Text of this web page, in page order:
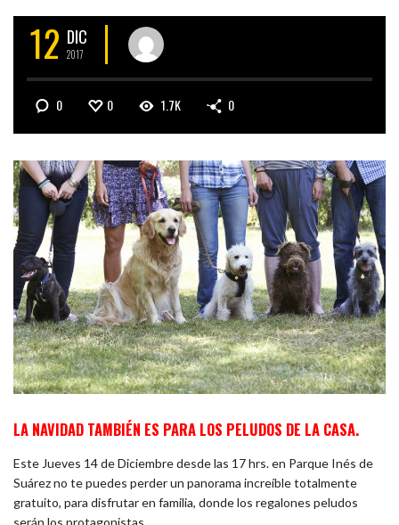
12 DIC
2017
0 0 1.7K 0
LA NAVIDAD TAMBIÉN ES PARA LOS PELUDOS DE LA CASA.
Este Jueves 14 de Diciembre desde las 17 hrs. en Parque Inés de
Suárez no te puedes perder un panorama increíble totalmente
gratuito, para disfrutar en familia, donde los regalones peludos
serán los protagonistas.